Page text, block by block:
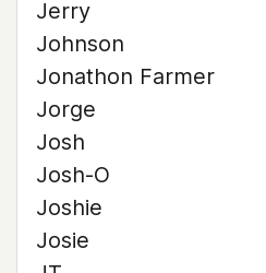
Jerry
Johnson
Jonathon Farmer
Jorge
Josh
Josh-O
Joshie
Josie